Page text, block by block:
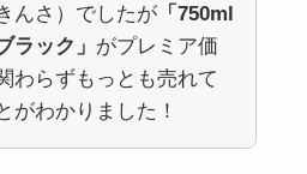
んさ）でしたが「750ml
ラック」 がプレミア価
わらずもっとも売れて
がわかりました！